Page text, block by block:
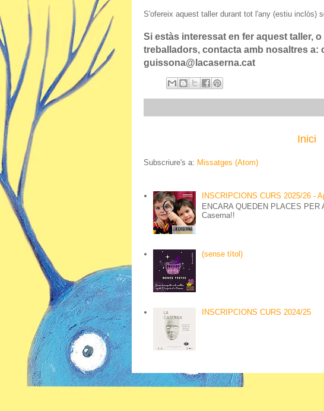
S'ofereix aquest taller durant tot l'any (estiu inclòs)
Si estàs interessat en fer aquest taller,
treballadors, contacta amb nosaltres a:
guissona@lacaserna.cat
Inici
Subscriure's a: Missatges (Atom)
INSCRIPCIONS CURS 2025/26 -
ENCARA QUEDEN PLACES
Caserna!!
(sense títol)
INSCRIPCIONS CURS 2024/25